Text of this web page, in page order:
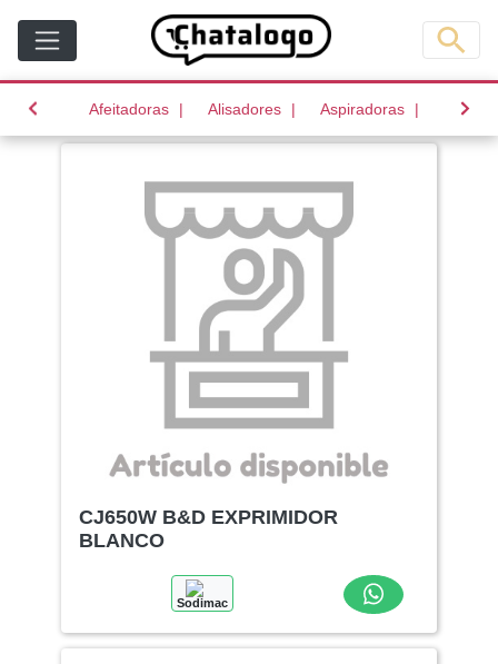
Afeitadoras (current)Alisadores (current)Aspiradoras (current)
CJ650W B&D EXPRIMIDOR
BLANCO
Sodimac